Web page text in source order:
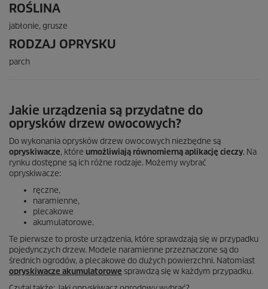
ROŚLINA
jabłonie, grusze
RODZAJ OPRYSKU
parch
Jakie urządzenia są przydatne do
oprysków drzew owocowych?
Do wykonania oprysków drzew owocowych niezbędne są
opryskiwacze, które umożliwiają równomierną aplikację cieczy. Na
rynku dostępne są ich różne rodzaje. Możemy wybrać
opryskiwacze:
ręczne,
naramienne,
plecakowe
akumulatorowe.
Te pierwsze to proste urządzenia, które sprawdzają się w przypadku
pojedynczych drzew. Modele naramienne przeznaczone są do
średnich ogrodów, a plecakowe do dużych powierzchni. Natomiast
opryskiwacze akumulatorowe sprawdzą się w każdym przypadku.